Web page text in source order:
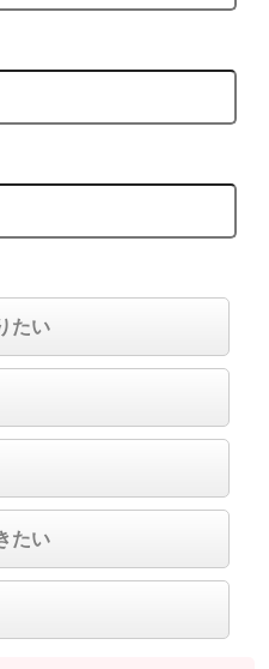
たい
たい